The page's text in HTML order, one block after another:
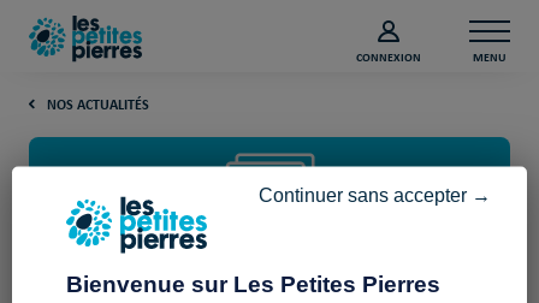
CONNEXION MENU
NOS ACTUALITÉS
Bienvenue sur Les Petites Pierres
Continuer sans accepter →